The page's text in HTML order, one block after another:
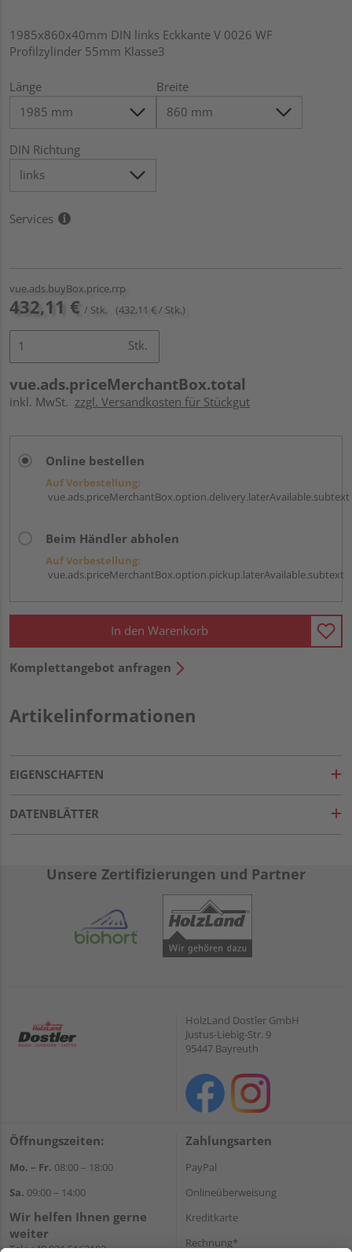
1985x860x40mm DIN links Eckkante V 0026 WF
Profilzylinder 55mm Klasse3
Länge Breite
DIN Richtung
Services
vue.ads.buyBox.price.rrp
432,11 € / Stk. (432,11 € / Stk.)
Stk.
vue.ads.priceMerchantBox.total
inkl. MwSt. zzgl. Versandkosten für Stückgut
Online bestellen
Auf Vorbestellung:
vue.ads.priceMerchantBox.option.delivery.laterAvailable.subtext
Beim Händler abholen
Auf Vorbestellung:
vue.ads.priceMerchantBox.option.pickup.laterAvailable.subtext
In den Warenkorb
Komplettangebot anfragen
Artikelinformationen
EIGENSCHAFTEN
DATENBLÄTTER
Unsere Zertifizierungen und Partner
HolzLand Dostler GmbH
Justus-Liebig-Str. 9
95447 Bayreuth
Öffnungszeiten:
Mo. – Fr. 08:00 – 18:00
Sa. 09:00 – 14:00
Wir helfen Ihnen gerne
weiter
Tel.:+49 921 5163102
Zahlungsarten
PayPal
Onlineüberweisung
Kreditkarte
Rechnung*